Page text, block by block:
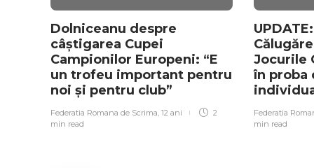
Dolniceanu despre
câştigarea Cupei
Campionilor Europeni: “E
un trofeu important pentru
noi şi pentru club”
Federatia Romana de Scrima 12 ani
2
min read
Jocurile
în proba
Federatia
min read